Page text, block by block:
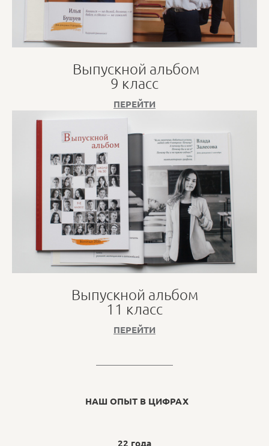
Выпускной альбом
9 класс
ПЕРЕЙТИ
Выпускной альбом
11 класс
ПЕРЕЙТИ
НАШ ОПЫТ В ЦИФРАХ
22 года